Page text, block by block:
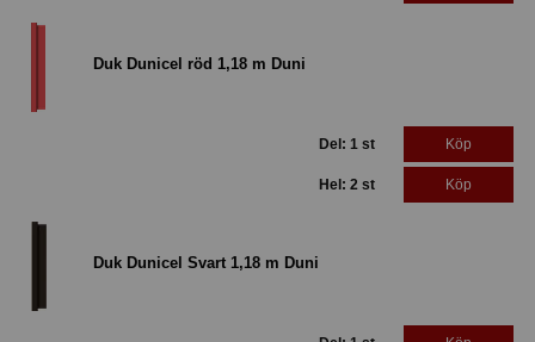
Duk Dunicel röd 1,18 m Duni
Del: 1 st Köp
Hel: 2 st Köp
Duk Dunicel Svart 1,18 m Duni